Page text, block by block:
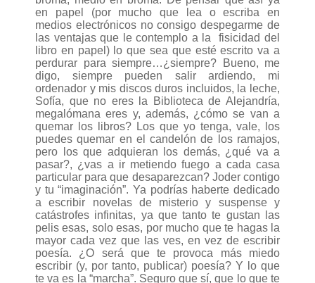
en papel (por mucho que lea o escriba en
medios electrónicos no consigo despegarme de
las ventajas que le contemplo a la
fisicidad del
libro en papel) lo que sea que esté escrito va a
perdurar para siempre…¿siempre? Bueno, me
digo, siempre pueden salir ardiendo, mi
ordenador y mis discos duros incluidos, la leche,
Sofía, que no eres la Biblioteca de Alejandría,
megalómana eres y, además, ¿cómo se van a
quemar los libros? Los que yo tenga, vale, los
puedes quemar en el candelón de los ramajos,
pero los que adquieran los demás, ¿qué va a
pasar?, ¿vas a ir metiendo fuego a cada casa
particular para que desaparezcan? Joder contigo
y tu “imaginación”. Ya podrías haberte dedicado
a escribir novelas de misterio y suspense y
catástrofes infinitas, ya que tanto te gustan las
pelis esas, solo esas, por mucho que te hagas la
mayor cada vez que las ves, en vez de escribir
poesía. ¿O será que te provoca más miedo
escribir (y, por tanto, publicar) poesía? Y lo que
te va es la “marcha”. Seguro que sí, que lo que te